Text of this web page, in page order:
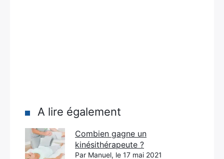
A lire également
Combien gagne un
kinésithérapeute ?
Par Manuel, le 17 mai 2021